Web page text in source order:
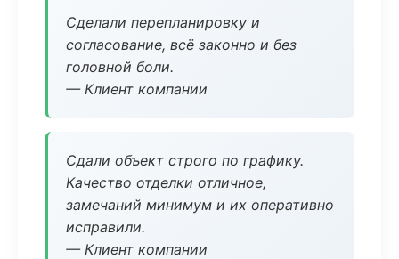
Сделали перепланировку и
согласование, всё законно и без
головной боли.
— Клиент компании
Сдали объект строго по графику.
Качество отделки отличное,
замечаний минимум и их оперативно
исправили.
— Клиент компании